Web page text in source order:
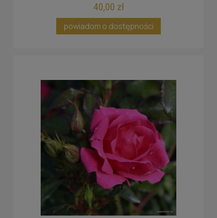
40,00 zł
powiadom o dostępności